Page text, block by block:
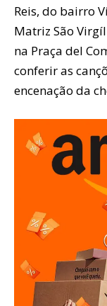
Reis, do bairro
Matriz São
na Praça del
conferir as
encenação da